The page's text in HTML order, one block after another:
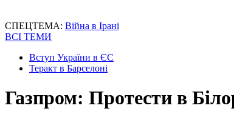
СПЕЦТЕМА: Війна в Ірані
ВСІ ТЕМИ
Вступ України в ЄС
Теракт в Барселоні
Газпром: Протести в